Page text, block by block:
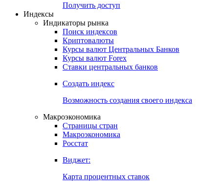
Получить доступ
Индексы
Индикаторы рынка
Поиск индексов
Криптовалюты
Курсы валют Центральных Банков
Курсы валют Forex
Ставки центральных банков
Создать индекс
Возможность создания своего индекса
Макроэкономика
Страницы стран
Макроэкономика
Росстат
Виджет:
Карта процентных ставок